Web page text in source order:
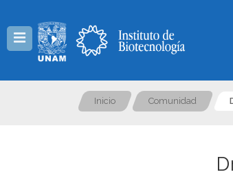
Inicio Comunidad